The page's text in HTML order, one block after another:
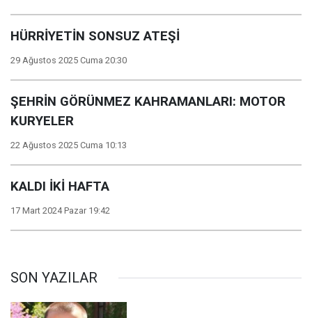
HÜRRİYETİN SONSUZ ATEŞİ
29 Ağustos 2025 Cuma 20:30
ŞEHRİN GÖRÜNMEZ KAHRAMANLARI: MOTOR
KURYELER
22 Ağustos 2025 Cuma 10:13
KALDI İKİ HAFTA
17 Mart 2024 Pazar 19:42
SON YAZILAR